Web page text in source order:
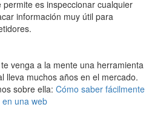
es inspeccionar cualquier
información muy útil para
venga a la mente una herramienta
lleva muchos años en el mercado.
sobre ella: Cómo saber fácilmente
una web